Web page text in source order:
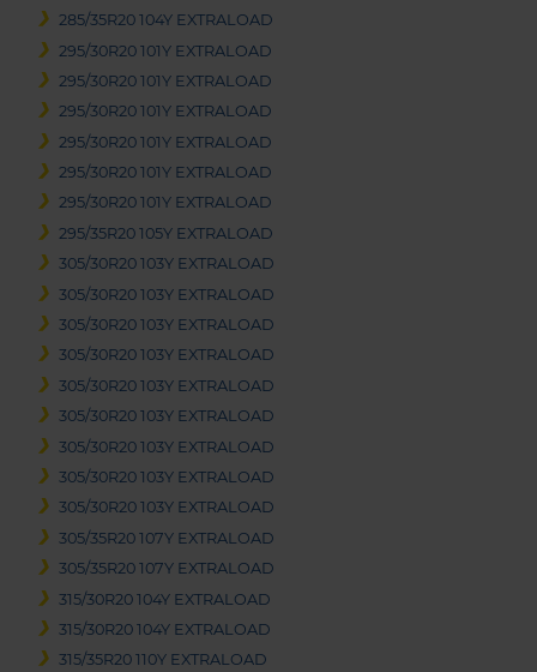
285/35R20 104Y EXTRALOAD
295/30R20 101Y EXTRALOAD
295/30R20 101Y EXTRALOAD
295/30R20 101Y EXTRALOAD
295/30R20 101Y EXTRALOAD
295/30R20 101Y EXTRALOAD
295/30R20 101Y EXTRALOAD
295/35R20 105Y EXTRALOAD
305/30R20 103Y EXTRALOAD
305/30R20 103Y EXTRALOAD
305/30R20 103Y EXTRALOAD
305/30R20 103Y EXTRALOAD
305/30R20 103Y EXTRALOAD
305/30R20 103Y EXTRALOAD
305/30R20 103Y EXTRALOAD
305/30R20 103Y EXTRALOAD
305/30R20 103Y EXTRALOAD
305/35R20 107Y EXTRALOAD
305/35R20 107Y EXTRALOAD
315/30R20 104Y EXTRALOAD
315/30R20 104Y EXTRALOAD
315/35R20 110Y EXTRALOAD